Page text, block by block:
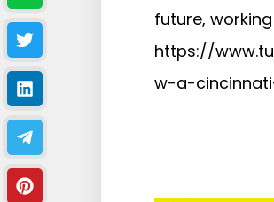
future,
https://
w-a-